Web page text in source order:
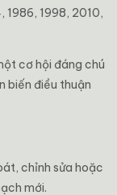
1986, 1998, 2010,
cơ hội đáng chú
biến điều thuận
chỉnh sửa hoặc
mới.